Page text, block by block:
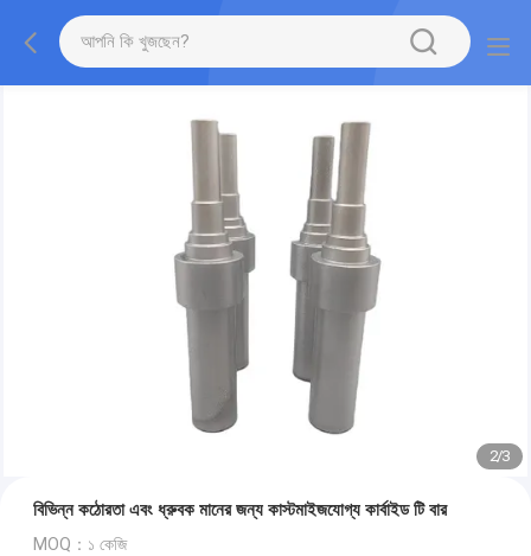
2/3
বিভিন্ন কঠোরতা এবং ধ্রুবক মানের জন্য কাস্টমাইজযোগ্য কার্বাইড টি বার
MOQ：১ কেজি